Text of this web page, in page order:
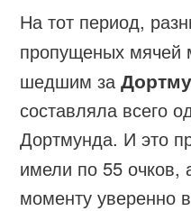
На тот период,
пропущеных мячей
шедшим за
составляла всего
Дортмунда. И это
имели по 55 очков,
моменту уверенно